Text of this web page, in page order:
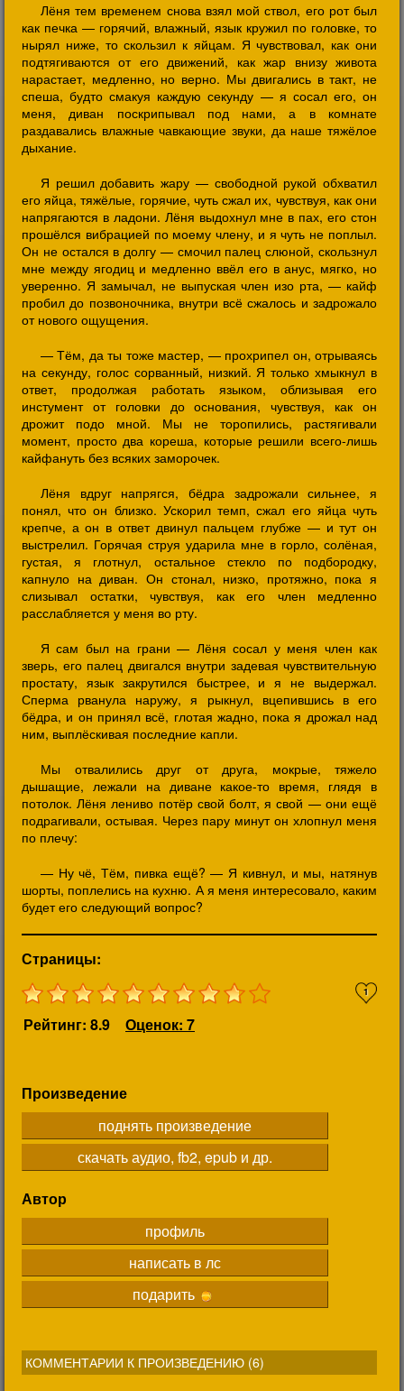
Лёня тем временем снова взял мой ствол, его рот был
как печка — горячий, влажный, язык кружил по головке, то
нырял ниже, то скользил к яйцам. Я чувствовал, как они
подтягиваются от его движений, как жар внизу живота
нарастает, медленно, но верно. Мы двигались в такт, не
спеша, будто смакуя каждую секунду — я сосал его, он
меня, диван поскрипывал под нами, а в комнате
раздавались влажные чавкающие звуки, да наше тяжёлое
дыхание.
Я решил добавить жару — свободной рукой обхватил
его яйца, тяжёлые, горячие, чуть сжал их, чувствуя, как они
напрягаются в ладони. Лёня выдохнул мне в пах, его стон
прошёлся вибрацией по моему члену, и я чуть не поплыл.
Он не остался в долгу — смочил палец слюной, скользнул
мне между ягодиц и медленно ввёл его в анус, мягко, но
уверенно. Я замычал, не выпуская член изо рта, — кайф
пробил до позвоночника, внутри всё сжалось и задрожало
от нового ощущения.
— Тём, да ты тоже мастер, — прохрипел он, отрываясь
на секунду, голос сорванный, низкий. Я только хмыкнул в
ответ, продолжая работать языком, облизывая его
инстумент от головки до основания, чувствуя, как он
дрожит подо мной. Мы не торопились, растягивали
момент, просто два кореша, которые решили всего-лишь
кайфануть без всяких заморочек.
Лёня вдруг напрягся, бёдра задрожали сильнее, я
понял, что он близко. Ускорил темп, сжал его яйца чуть
крепче, а он в ответ двинул пальцем глубже — и тут он
выстрелил. Горячая струя ударила мне в горло, солёная,
густая, я глотнул, остальное стекло по подбородку,
капнуло на диван. Он стонал, низко, протяжно, пока я
слизывал остатки, чувствуя, как его член медленно
расслабляется у меня во рту.
Я сам был на грани — Лёня сосал у меня член как
зверь, его палец двигался внутри задевая чувствительную
простату, язык закрутился быстрее, и я не выдержал.
Сперма рванула наружу, я рыкнул, вцепившись в его
бёдра, и он принял всё, глотая жадно, пока я дрожал над
ним, выплёскивая последние капли.
Мы отвалились друг от друга, мокрые, тяжело
дышащие, лежали на диване какое-то время, глядя в
потолок. Лёня лениво потёр свой болт, я свой — они ещё
подрагивали, остывая. Через пару минут он хлопнул меня
по плечу:
— Ну чё, Тём, пивка ещё? — Я кивнул, и мы, натянув
шорты, поплелись на кухню. А я меня интересовало, каким
будет его следующий вопрос?
Страницы:
1
Рейтинг: 8.9 Оценок: 7
Произведение
поднять произведение
скачать аудио, fb2, epub и др.
Автор
профиль
написать в лс
подарить
КОММЕНТАРИИ К ПРОИЗВЕДЕНИЮ (6)